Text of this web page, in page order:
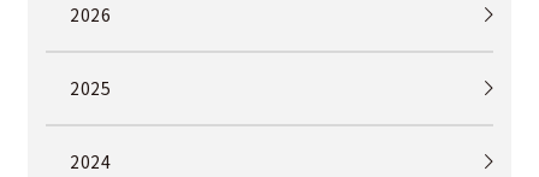
2026
2025
2024